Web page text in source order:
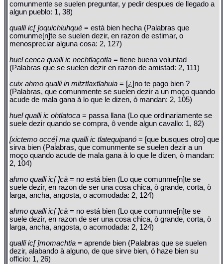
comunmente se suelen preguntar, y pedir despues de llegado a
algun pueblo: 1, 38)
qualli ic[ ]oquichiuhqué= està bien hecha (Palabras que
comunme[n]te se suelen dezir, en razon de estimar, o
menospreciar alguna cosa: 2, 127)
huel cenca qualli ic nechtlaçotla= tiene buena voluntad
(Palabras que se suelen dezir en razon de amistad: 2, 111)
cuix ahmo qualli in mitztlaxtlahuia= [¿]no te pago bien ?
(Palabras, que comunmente se suelen dezir a un moço quando
acude de mala gana à lo que le dizen, ò mandan: 2, 105)
huel qualli ic ohtlatoca= passa llana (Lo que ordinariamente se
suele dezir quando se compra, ô vende algun cavallo: 1, 82)
[xictemo occé] ma qualli ic tlatequipanó= [que busques otro] que
sirva bien (Palabras, que comunmente se suelen dezir a un
moço quando acude de mala gana à lo que le dizen, ò mandan:
2, 104)
ahmo qualli ic[ ]cà= no está bien (Lo que comunme[n]te se
suele dezir, en razon de ser una cosa chica, ò grande, corta, ò
larga, ancha, angosta, o acomodada: 2, 124)
ahmo qualli ic[ ]cà= no está bien (Lo que comunme[n]te se
suele dezir, en razon de ser una cosa chica, ò grande, corta, ò
larga, ancha, angosta, o acomodada: 2, 124)
qualli ic[ ]momachtia= aprende bien (Palabras que se suelen
dezir, alabando à alguno, de que sirve bien, ó haze bien su
officio: 1, 26)